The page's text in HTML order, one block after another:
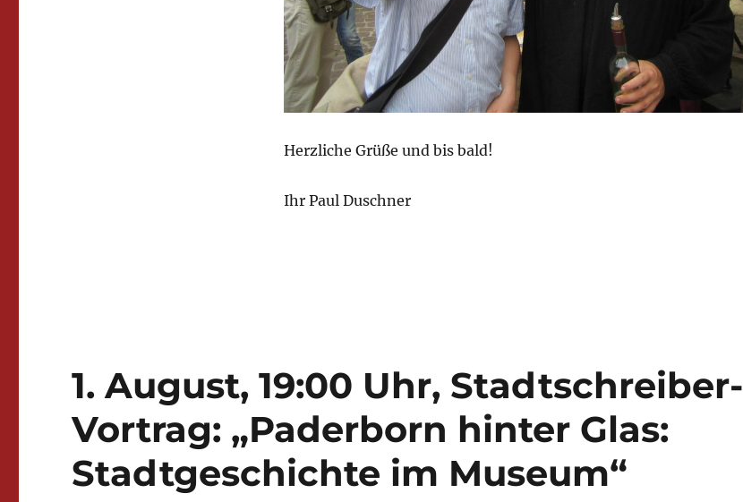
Herzliche Grüße und bis bald!
Ihr Paul Duschner
1. August, 19:00 Uhr, Stadtschreiber-
Vortrag: „Paderborn hinter Glas:
Stadtgeschichte im Museum“